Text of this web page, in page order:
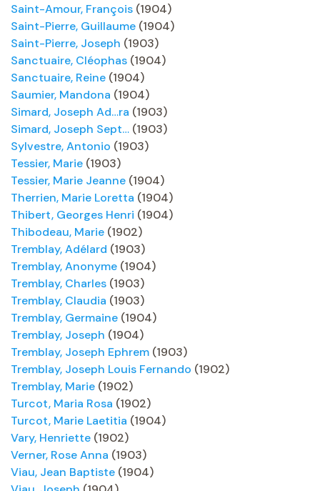
Saint-Amour, François (1904)
Saint-Pierre, Guillaume (1904)
Saint-Pierre, Joseph (1903)
Sanctuaire, Cléophas (1904)
Sanctuaire, Reine (1904)
Saumier, Mandona (1904)
Simard, Joseph Ad…ra (1903)
Simard, Joseph Sept… (1903)
Sylvestre, Antonio (1903)
Tessier, Marie (1903)
Tessier, Marie Jeanne (1904)
Therrien, Marie Loretta (1904)
Thibert, Georges Henri (1904)
Thibodeau, Marie (1902)
Tremblay, Adélard (1903)
Tremblay, Anonyme (1904)
Tremblay, Charles (1903)
Tremblay, Claudia (1903)
Tremblay, Germaine (1904)
Tremblay, Joseph (1904)
Tremblay, Joseph Ephrem (1903)
Tremblay, Joseph Louis Fernando (1902)
Tremblay, Marie (1902)
Turcot, Maria Rosa (1902)
Turcot, Marie Laetitia (1904)
Vary, Henriette (1902)
Verner, Rose Anna (1903)
Viau, Jean Baptiste (1904)